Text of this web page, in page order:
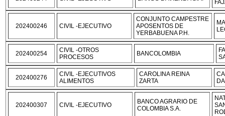
202400246 CIVIL -EJECUTIVO
CONJUNTO CAMPESTRE
APOSENTOS DE
YERBABUENA P.H.
202400254
CIVIL -OTROS
PROCESOS
BANCOLOMBIA
202400276
CIVIL -EJECUTIVOS
ALIMENTOS
CAROLINA REINA
ZARTA
202400307 CIVIL -EJECUTIVO
BANCO AGRARIO DE
COLOMBIA S.A.